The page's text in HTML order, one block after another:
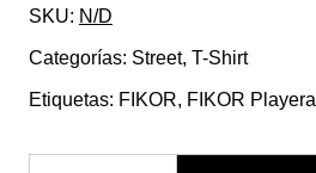
SKU: N/D
Categorías: Street, T-Shirt
Etiquetas: FIKOR, FIKOR Playera